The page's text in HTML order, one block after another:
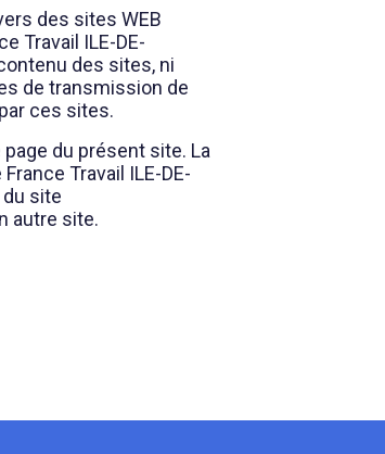
des sites WEB
Travail ILE-DE-
des sites, ni
de transmission de
ces sites.
du présent site. La
Travail ILE-DE-
site
autre site.